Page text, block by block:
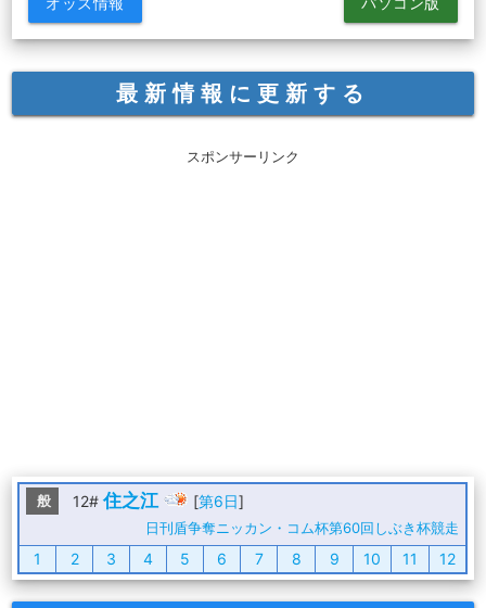
最新情報に更新する
スポンサーリンク
般 12#住之江 [第6日]
日刊盾争奪ニッカン・コム杯第60回しぶき杯競走
1 2 3 4 5 6 7 8 9 10 11 12